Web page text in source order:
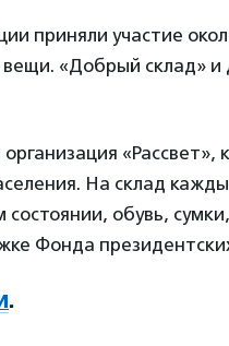
приняли участие
«Добрый склад»
«Рассвет»,
На склад
обувь,
Фонда
.